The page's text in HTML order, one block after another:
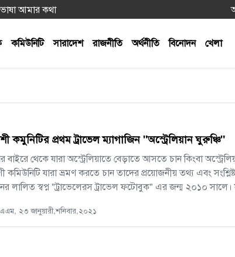
আমার কথা
কমিউনিটি সারাদেশ রাজনীতি অর্থনীতি বিনোদন খেলা
কমুনিটির প্রথম ট্রাভেল ম্যাগাজিন "অস্ট্রেলিয়ান ঘুরুঞ্চি"
বাইরে থেকে যারা অস্ট্রেলিয়াতে বেড়াতে আসতে চান কিংবা
কমিউনিটি যারা ভ্রমণ করতে চান তাদের প্রয়োজনীয় তথ্য এবং
লালিত স্বপ্ন "ট্রাভেলেরস ট্রাভেল ফটোবুক" এর জন্ম ২০১০ সালে।
২৩ জানুয়ারী,শনিবার,২০২১